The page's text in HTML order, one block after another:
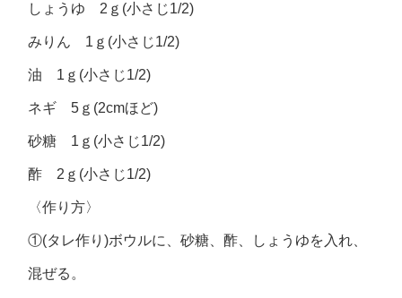
しょうゆ 2ｇ(小さじ1/2)
みりん 1ｇ(小さじ1/2)
油 1ｇ(小さじ1/2)
ネギ 5ｇ(2cmほど)
砂糖 1ｇ(小さじ1/2)
酢 2ｇ(小さじ1/2)
〈作り方〉
①(タレ作り)ボウルに、砂糖、酢、しょうゆを入れ、
混ぜる。